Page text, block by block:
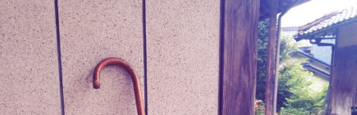
キ
ッ
プ